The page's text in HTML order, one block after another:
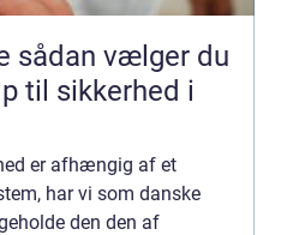
til sikkerhed i
er afhængig af et
har vi som danske
den den af